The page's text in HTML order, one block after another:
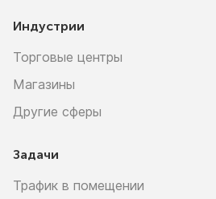
Индустрии
Торговые центры
Магазины
Другие сферы
Задачи
Трафик в помещении